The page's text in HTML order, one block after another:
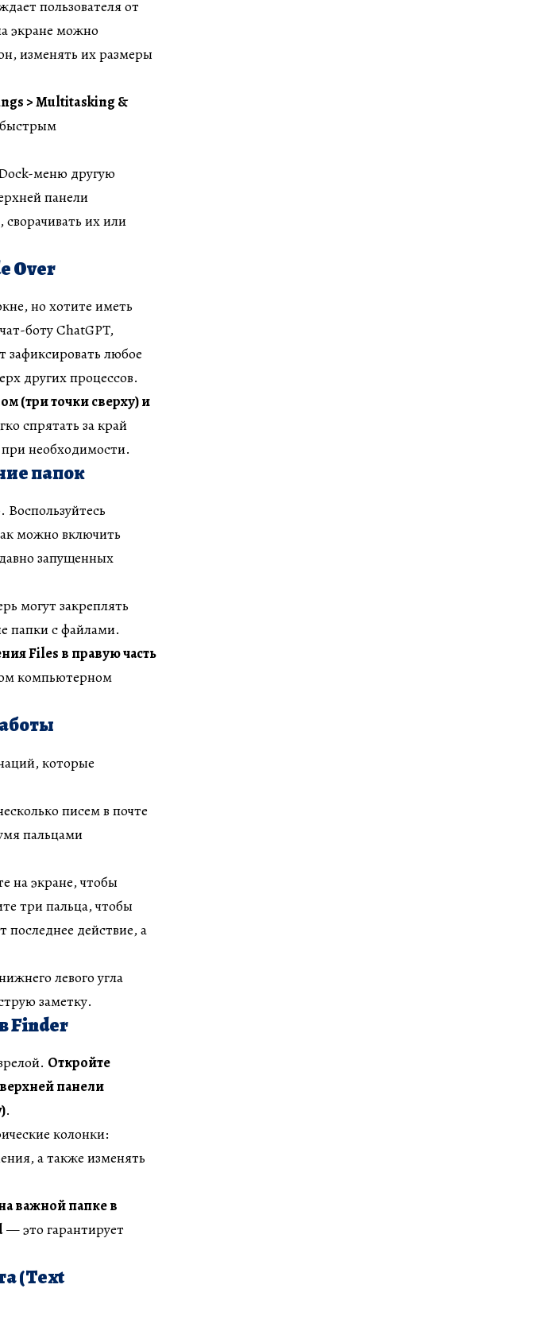
пользователя от
экране можно
изменять их размеры
> Multitasking &
быстрым
меню другую
панели
их или
Over
но хотите иметь
боту ChatGPT,
зафиксировать любое
других процессов.
(три точки сверху) и
спрятать за край
необходимости.
папок
можно включить
запущенных
могут закреплять
папки с файлами.
Files в правую часть
компьютерном
которые
писем в почте
пальцами
на экране, чтобы
три пальца, чтобы
последнее действие, а
левого угла
заметку.
Finder
Откройте
панели
.
колонки:
а также изменять
важной папке в
— это гарантирует
(Text